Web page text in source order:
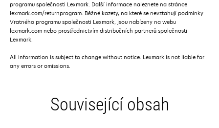
programu společnosti Lexmark. Další informace naleznete na stránce
lexmark.com/returnprogram. Běžné kazety, na které se nevztahují podmínky
Vratného programu společnosti Lexmark, jsou nabízeny na webu
lexmark.com nebo prostřednictvím distribučních partnerů společnosti
Lexmark.
All information is subject to change without notice. Lexmark is not liable for
any errors or omissions.
Související obsah